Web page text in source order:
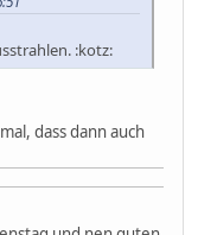
:kotz:
dass dann auch